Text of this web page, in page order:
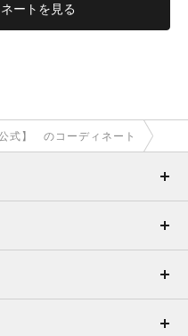
ートを見る
公式】 のコーディネート